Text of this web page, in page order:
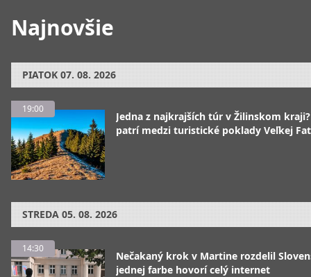
Najnovšie
PIATOK 07. 08. 2026
19:00
Jedna z najkrajších túr v Žilinskom
patrí medzi turistické poklady Veľkej
STREDA 05. 08. 2026
14:30
Nečakaný krok v Martine rozdelil
jednej farbe hovorí celý internet